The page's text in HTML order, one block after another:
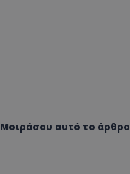
Μοιράσου αυτό το άρθρο